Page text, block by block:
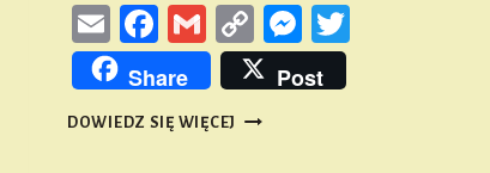
EmailFacebook
GmailCopy
Link
Messenger
Share Post
DOWIEDZ SIĘ WIĘCEJ ZLOT